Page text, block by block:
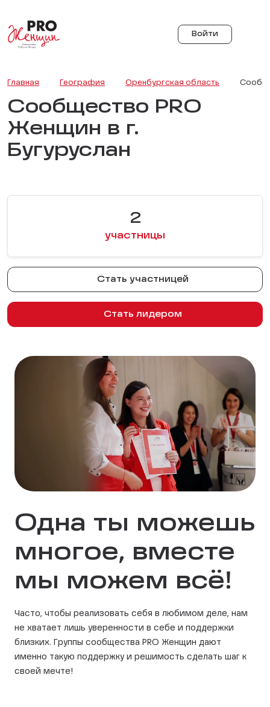
Войти
Главная География Оренбургская область
Сообщество PRO
Женщин в г.
Бугуруслан
2
участницы
Стать участницей
Стать лидером
Одна ты можешь
многое, вместе
мы можем всё!
Часто, чтобы реализовать себя в любимом деле, нам
не хватает лишь уверенности в себе и поддержки
близких. Группы сообщества PRO Женщин дают
именно такую поддержку и решимость сделать шаг к
своей мечте!